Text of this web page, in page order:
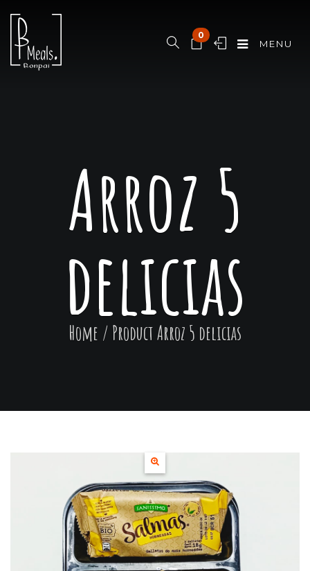
0
MENU
Arroz 5
delicias
Home / ProductArroz 5 delicias